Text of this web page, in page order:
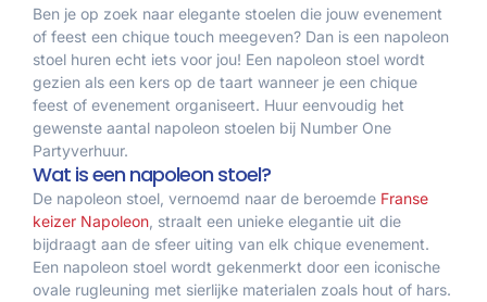
Ben je op zoek naar elegante stoelen die jouw evenement
of feest een chique touch meegeven? Dan is een napoleon
stoel huren echt iets voor jou! Een napoleon stoel wordt
gezien als een kers op de taart wanneer je een chique
feest of evenement organiseert. Huur eenvoudig het
gewenste aantal napoleon stoelen bij Number One
Partyverhuur.
Wat is een napoleon stoel?
De napoleon stoel, vernoemd naar de beroemde Franse
keizer Napoleon, straalt een unieke elegantie uit die
bijdraagt aan de sfeer uiting van elk chique evenement.
Een napoleon stoel wordt gekenmerkt door een iconische
ovale rugleuning met sierlijke materialen zoals hout of hars.